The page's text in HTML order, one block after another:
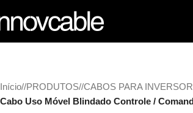
Início/ PRODUTOS/ CABOS PARA
Cabo Uso Móvel Blindado Controle /